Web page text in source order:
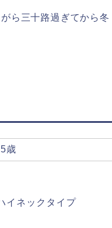
ら三十路過ぎてから冬
歳
イネックタイプ